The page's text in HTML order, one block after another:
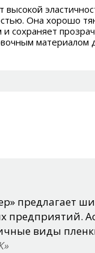
Она хорошо
сохраняет
материалом
предлагает
виды